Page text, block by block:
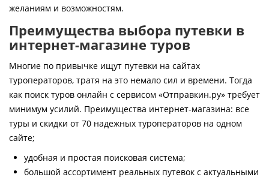
желаниям и возможностям.
Преимущества выбора путевки в
интернет-магазине туров
Многие по привычке ищут путевки на сайтах
туроператоров, тратя на это немало сил и времени. Тогда
как поиск туров онлайн с сервисом «Отправкин.ру» требует
минимум усилий. Преимущества интернет-магазина: все
туры и скидки от 70 надежных туроператоров на одном
сайте;
удобная и простая поисковая система;
большой ассортимент реальных путевок с актуальными